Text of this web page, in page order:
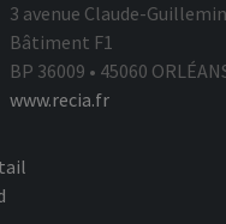
3 avenue Claude-
Bâtiment F1
BP 36009 • 45060
www.recia.fr